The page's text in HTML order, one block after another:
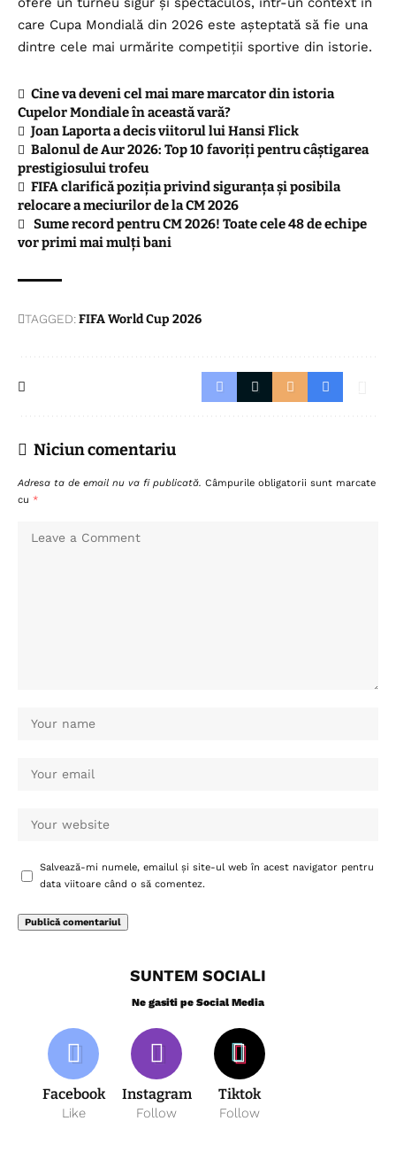
care Cupa Mondială din 2026 este așteptată să fie una
dintre cele mai urmărite competiții sportive din istorie.
Cine va deveni cel mai mare marcator din istoria
Cupelor Mondiale în această vară?
Joan Laporta a decis viitorul lui Hansi Flick
Balonul de Aur 2026: Top 10 favoriți pentru câștigarea
prestigiosului trofeu
FIFA clarifică poziția privind siguranța și posibila
relocare a meciurilor de la CM 2026
Sume record pentru CM 2026! Toate cele 48 de echipe
vor primi mai mulți bani
TAGGED:FIFA World Cup 2026
Niciun comentariu
Adresa ta de email nu va fi publicată. Câmpurile obligatorii sunt marcate
cu *
Salvează-mi numele, emailul și site-ul web în acest navigator pentru
data viitoare când o să comentez.
SUNTEM SOCIALI
Ne gasiti pe Social Media
Facebook
Like
Instagram
Follow
Tiktok
Follow